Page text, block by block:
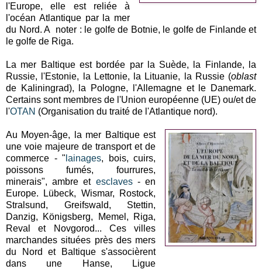
l'Europe, elle est reliée à
l'océan Atlantique par la mer
du Nord. A noter : le golfe de Botnie, le golfe de Finlande et
le golfe de Riga.
La mer Baltique est bordée par la Suède, la Finlande, la
Russie, l'Estonie, la Lettonie, la Lituanie, la Russie (oblast
de Kaliningrad), la Pologne, l'Allemagne et le Danemark.
Certains sont membres de l'Union européenne (UE) ou/et de
l'OTAN (Organisation du traité de l'Atlantique nord).
Au Moyen-âge, la mer Baltique est
une voie majeure de transport et de
commerce - " lainages, bois, cuirs,
poissons fumés, fourrures,
minerais", ambre et esclaves- en
Europe. Lübeck, Wismar, Rostock,
Stralsund, Greifswald, Stettin,
Danzig, Königsberg, Memel, Riga,
Reval et Novgorod... Ces villes
marchandes situées près des mers
du Nord et Baltique s'associèrent
dans une Hanse, Ligue